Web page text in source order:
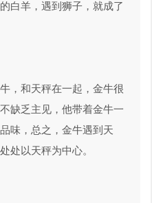
白羊，遇到狮子，就成了
，和天秤在一起，金牛很
缺乏主见，他带着金牛一
味，总之，金牛遇到天
处以天秤为中心。